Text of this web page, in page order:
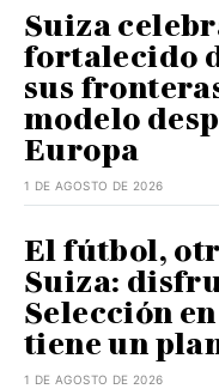
Suiza
fortalecido
sus
modelo
Europa
1 DE AGOSTO DE 2026
El fútbol,
Suiza:
Selección
tiene un
1 DE AGOSTO DE 2026